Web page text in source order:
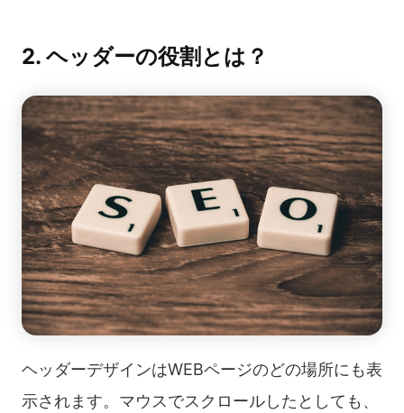
2. ヘッダーの役割とは？
ヘッダーデザインはWEBページのどの場所にも表
示されます。マウスでスクロールしたとしても、